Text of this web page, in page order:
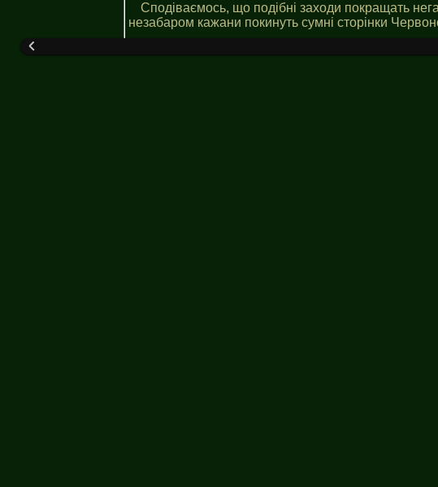
Сподіваємось, що подібні заходи покращать
незабаром кажани покинуть сумні сторінки